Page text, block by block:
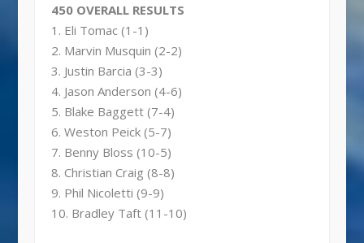
450 OVERALL RESULTS
1. Eli Tomac (1-1)
2. Marvin Musquin (2-2)
3. Justin Barcia (3-3)
4. Jason Anderson (4-6)
5. Blake Baggett (7-4)
6. Weston Peick (5-7)
7. Benny Bloss (10-5)
8. Christian Craig (8-8)
9. Phil Nicoletti (9-9)
10. Bradley Taft (11-10)